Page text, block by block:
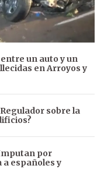
un auto y un
en Arroyos y
sobre la
por
españoles y